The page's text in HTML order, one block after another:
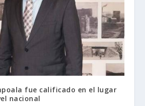
fue calificado en el lugar
nacional